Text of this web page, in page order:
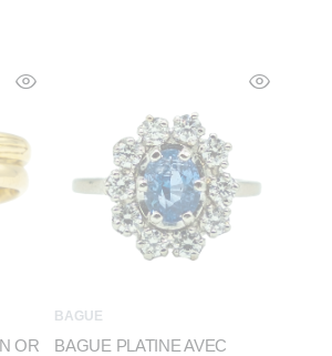
OR
BAGUE
BAGUE PLATINE AVEC